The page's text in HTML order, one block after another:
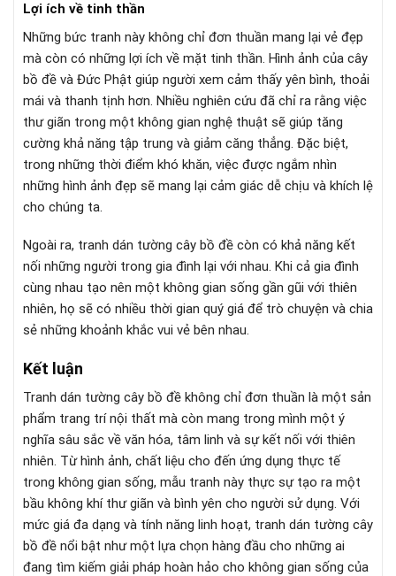
Lợi ích về tinh thần
Những bức tranh này không chỉ đơn thuần mang lại vẻ đẹp
mà còn có những lợi ích về mặt tinh thần. Hình ảnh của cây
bồ đề và Đức Phật giúp người xem cảm thấy yên bình, thoải
mái và thanh tịnh hơn. Nhiều nghiên cứu đã chỉ ra rằng việc
thư giãn trong một không gian nghệ thuật sẽ giúp tăng
cường khả năng tập trung và giảm căng thẳng. Đặc biệt,
trong những thời điểm khó khăn, việc được ngắm nhìn
những hình ảnh đẹp sẽ mang lại cảm giác dễ chịu và khích lệ
cho chúng ta.
Ngoài ra, tranh dán tường cây bồ đề còn có khả năng kết
nối những người trong gia đình lại với nhau. Khi cả gia đình
cùng nhau tạo nên một không gian sống gần gũi với thiên
nhiên, họ sẽ có nhiều thời gian quý giá để trò chuyện và chia
sẻ những khoảnh khắc vui vẻ bên nhau.
Kết luận
Tranh dán tường cây bồ đề không chỉ đơn thuần là một sản
phẩm trang trí nội thất mà còn mang trong mình một ý
nghĩa sâu sắc về văn hóa, tâm linh và sự kết nối với thiên
nhiên. Từ hình ảnh, chất liệu cho đến ứng dụng thực tế
trong không gian sống, mẫu tranh này thực sự tạo ra một
bầu không khí thư giãn và bình yên cho người sử dụng. Với
mức giá đa dạng và tính năng linh hoạt, tranh dán tường cây
bồ đề nổi bật như một lựa chọn hàng đầu cho những ai
đang tìm kiếm giải pháp hoàn hảo cho không gian sống của